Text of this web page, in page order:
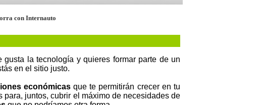
con Internauto
gusta la tecnología y quieres formar parte de un
en el sitio justo.
económicasque te permitirán crecer en tu
juntos, cubrir el máximo de necesidades de